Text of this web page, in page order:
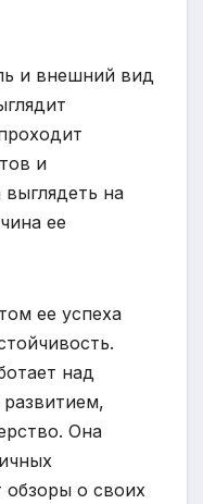
и внешний вид
и
на
ее
ее успеха
над
Она
обзоры о своих